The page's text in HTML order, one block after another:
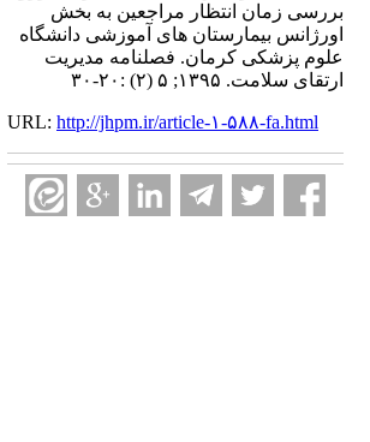
بررسی زمان انتظار مراجعین به بخش
اورژانس بیمارستان های آموزشی دانشگاه
علوم پزشکی کرمان. فصلنامه مدیریت
ارتقای سلامت. ۱۳۹۵; ۵ (۲) :۲۰-۳۰
URL: http://jhpm.ir/article-۱-۵۸۸-fa.html